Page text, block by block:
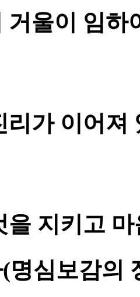
거울이 임하
리가 이어져
을 지키고
명심보감의